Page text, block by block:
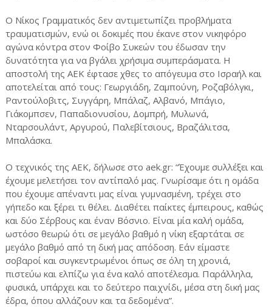
Ο Νίκος Γραμματικός δεν αντιμετωπίζει προβλήματα
τραυματισμών, ενώ οι δοκιμές που έκανε στον νικηφόρο
αγώνα κόντρα στον Φοίβο Συκεών του έδωσαν την
δυνατότητα για να βγάλει χρήσιμα συμπεράσματα. Η
αποστολή της ΑΕΚ έφτασε χθες το απόγευμα στο Ισραήλ και
αποτελείται από τους: Γεωργιάδη, Ζαμπούνη, Ροζαβόλγκι,
Ραντούλοβιτς, Συγγάρη, Μπάλαζ, Αλβανό, Μπάγιο,
Γιάκομπσεν, Παπαδιονυσίου, Δομπρή, Μυλωνά,
Νταρσουλάντ, Αργυρού, Παλεβίτσιους, Βραζάλιτσα,
Μπαλάσκα.
Ο τεχνικός της ΑΕΚ, δήλωσε στο aek.gr: “Έχουμε συλλέξει και
έχουμε μελετήσει τον αντίπαλό μας. Γνωρίσαμε ότι η ομάδα
που έχουμε απέναντι μας είναι γυμνασμένη, τρέχει στο
γήπεδο και ξέρει τι θέλει. Διαθέτει παίκτες έμπειρους, καθώς
και δύο Σέρβους και έναν Βόσνιο. Είναι μία καλή ομάδα,
ωστόσο θεωρώ ότι σε μεγάλο βαθμό η νίκη εξαρτάται σε
μεγάλο βαθμό από τη δική μας απόδοση. Εάν είμαστε
σοβαροί και συγκεντρωμένοι όπως σε όλη τη χρονιά,
πιστεύω και ελπίζω για ένα καλό αποτέλεσμα. Παράλληλα,
φυσικά, υπάρχει και το δεύτερο παιχνίδι, μέσα στη δική μας
έδρα, όπου αλλάζουν και τα δεδομένα”.